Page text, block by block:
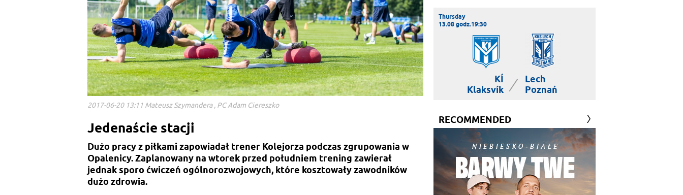
2017-06-20 13:11 Mateusz Szymandera , PC Adam Ciereszko
Jedenaście stacji
Dużo pracy z piłkami zapowiadał trener Kolejorza podczas zgrupowania w
Opalenicy. Zaplanowany na wtorek przed południem trening zawierał
jednak sporo ćwiczeń ogólnorozwojowych, które kosztowały zawodników
dużo zdrowia.
Thursday
13.08 godz.19:30
KÍ
Klaksvík
|
Lech
Poznań
RECOMMENDED